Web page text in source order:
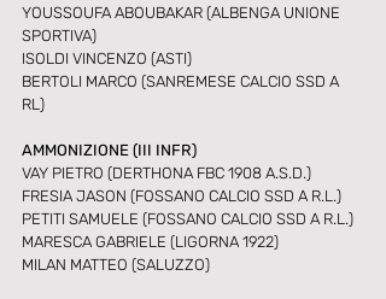
YOUSSOUFA ABOUBAKAR (ALBENGA UNIONE
SPORTIVA)
ISOLDI VINCENZO (ASTI)
BERTOLI MARCO (SANREMESE CALCIO SSD A
RL)
AMMONIZIONE (III INFR)
VAY PIETRO (DERTHONA FBC 1908 A.S.D.)
FRESIA JASON (FOSSANO CALCIO SSD A R.L.)
PETITI SAMUELE (FOSSANO CALCIO SSD A R.L.)
MARESCA GABRIELE (LIGORNA 1922)
MILAN MATTEO (SALUZZO)